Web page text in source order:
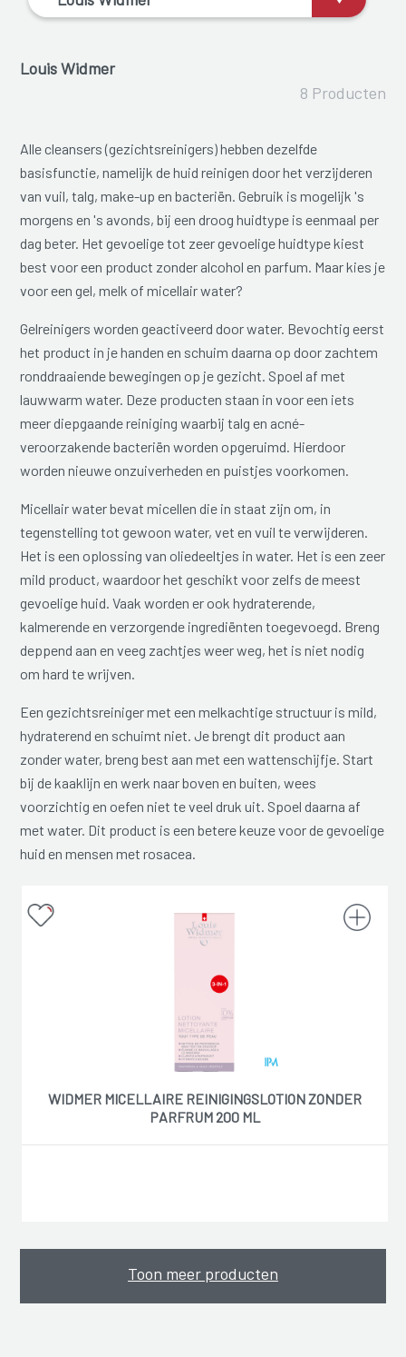
Louis Widmer
8 Producten
Alle cleansers (gezichtsreinigers) hebben dezelfde
basisfunctie, namelijk de huid reinigen door het verzijderen
van vuil, talg, make-up en bacteriën. Gebruik is mogelijk 's
morgens en 's avonds, bij een droog huidtype is eenmaal per
dag beter. Het gevoelige tot zeer gevoelige huidtype kiest
best voor een product zonder alcohol en parfum. Maar kies je
voor een gel, melk of micellair water?
Gelreinigers worden geactiveerd door water. Bevochtig eerst
het product in je handen en schuim daarna op door zachtem
ronddraaiende bewegingen op je gezicht. Spoel af met
lauwwarm water. Deze producten staan in voor een iets
meer diepgaande reiniging waarbij talg en acné-
veroorzakende bacteriën worden opgeruimd. Hierdoor
worden nieuwe onzuiverheden en puistjes voorkomen.
Micellair water bevat micellen die in staat zijn om, in
tegenstelling tot gewoon water, vet en vuil te verwijderen.
Het is een oplossing van oliedeeltjes in water. Het is een zeer
mild product, waardoor het geschikt voor zelfs de meest
gevoelige huid. Vaak worden er ook hydraterende,
kalmerende en verzorgende ingrediënten toegevoegd. Breng
deppend aan en veeg zachtjes weer weg, het is niet nodig
om hard te wrijven.
Een gezichtsreiniger met een melkachtige structuur is mild,
hydraterend en schuimt niet. Je brengt dit product aan
zonder water, breng best aan met een wattenschijfje. Start
bij de kaaklijn en werk naar boven en buiten, wees
voorzichtig en oefen niet te veel druk uit. Spoel daarna af
met water. Dit product is een betere keuze voor de gevoelige
huid en mensen met rosacea.
WIDMER MICELLAIRE REINIGINGSLOTION ZONDER
PARFRUM 200 ML
Toon meer producten